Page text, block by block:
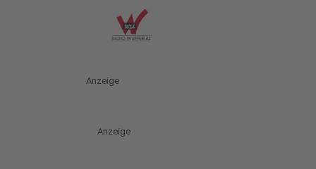
Anzeige
Anzeige